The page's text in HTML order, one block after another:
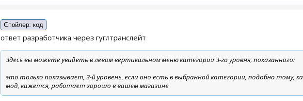
Спойлер: код
ответ разработчика через гуглтранслейт
Здесь вы можете увидеть в левом вертикальном меню категории 3-го уровня, показанного:
это только показывает, 3-й уровень, если оно есть в выбранной категории, подобно тому,
мод, кажется, работает хорошо в вашем магазине